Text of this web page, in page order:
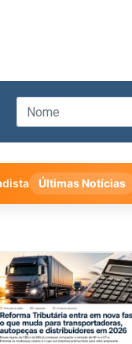
Últimas Notícias